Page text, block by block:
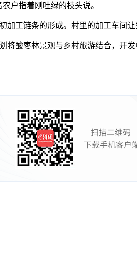
户指着刚吐绿的枝头说。
链条的形成。村里的加工车间让
酸枣林景观与乡村旅游结合，开